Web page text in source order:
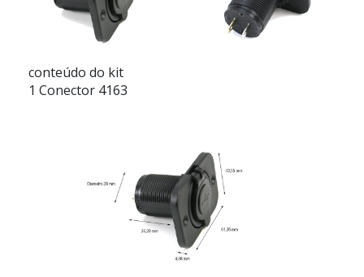
conteúdo do kit
1 Conector 4163